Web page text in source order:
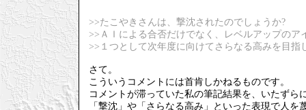
>>たこやきさんは、撃沈されたのでしょうか?
>>ＡＩによる合否だけでなく、レベルアップのア
>>１つとして次年度に向けてさらなる高みを目指
さて。
こういうコメントには首肯しかねるものです。
コメントが滞っていた私の筆記結果を、いたずら
「撃沈」や「さらなる高み」といった表現で人を